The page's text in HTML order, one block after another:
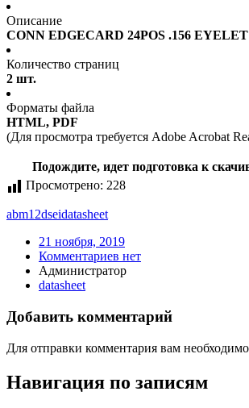
Описание
CONN EDGECARD 24POS .156 EYELET
Количество страниц
2 шт.
Форматы файла
HTML, PDF
(Для просмотра требуется Adobe Acrobat
Подождите, идет подготовка к
Просмотрено: 228
abm12dseidatasheet
21 ноября, 2019
Комментариев нет
Администратор
datasheet
Добавить комментарий
Для отправки комментария вам необходимо
Навигация по записям